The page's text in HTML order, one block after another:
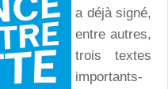
a déjà signé,
entre autres,
trois textes
importants-